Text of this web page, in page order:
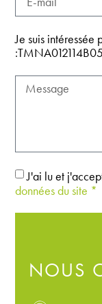
Je suis intéressée
J'ai lu et
données du site *
NOUS